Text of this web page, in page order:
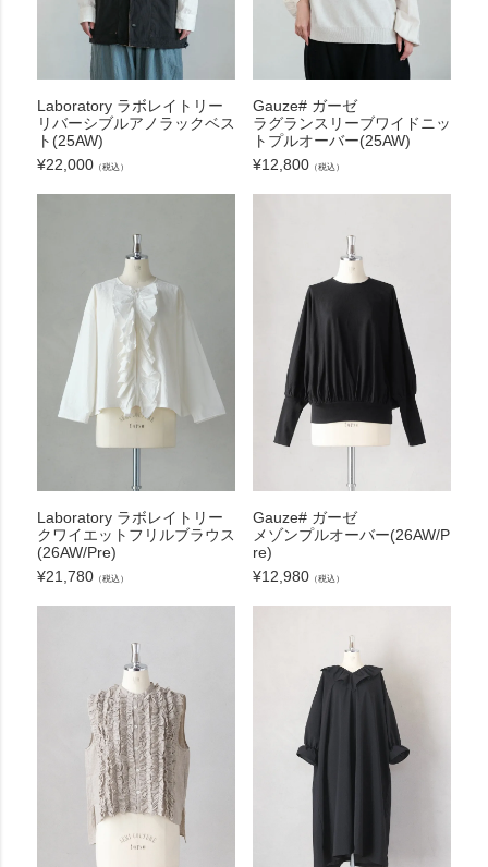
Laboratory ラボレイトリー
リバーシブルアノラックベス
ト(25AW)
¥22,000（税込）
Gauze# ガーゼ
ラグランスリーブワイドニッ
トプルオーバー(25AW)
¥12,800 （税込）
Laboratory ラボレイトリー
クワイエットフリルブラウス
(26AW/Pre)
¥21,780（税込）
Gauze# ガーゼ
メゾンプルオーバー(26AW/P
re)
¥12,980 （税込）